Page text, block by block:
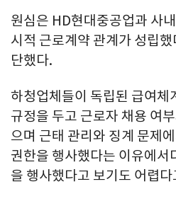
원심은 HD현대중공업과 사
시적 근로계약 관계가 성립
단했다.
하청업체들이 독립된 급여체
규정을 두고 근로자 채용 여
으며 근태 관리와 징계 문제
권한을 행사했다는 이유에서
을 행사했다고 보기도 어렵